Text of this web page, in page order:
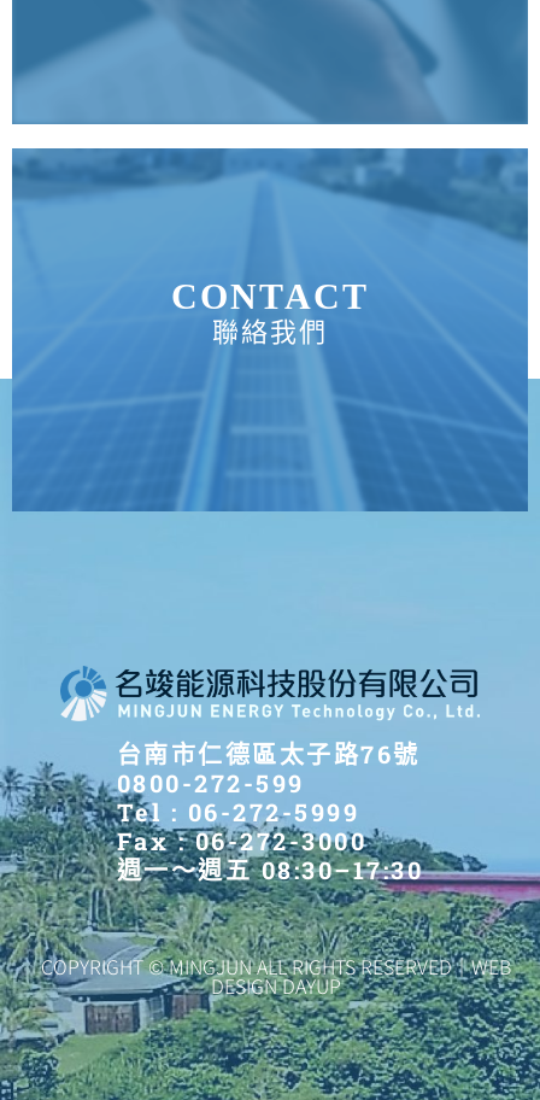
CONTACT
聯絡我們
台南市仁德區太子路76號
0800-272-599
Tel : 06-272-5999
Fax : 06-272-3000
週一～週五 08:30–17:30
COPYRIGHT © MINGJUN ALL RIGHTS RESERVED｜WEB
DESIGN DAYUP